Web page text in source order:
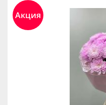
Акция